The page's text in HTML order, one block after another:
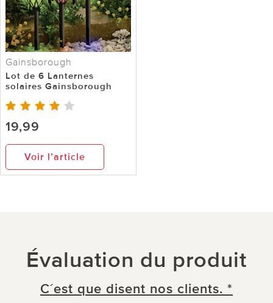
Gainsborough
Lot de 6 Lanternes
solaires Gainsborough
19,99
Voir l’article
Évaluation du produit
C´est que disent nos clients. *